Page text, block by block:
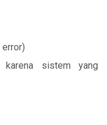
error)
sistem yang